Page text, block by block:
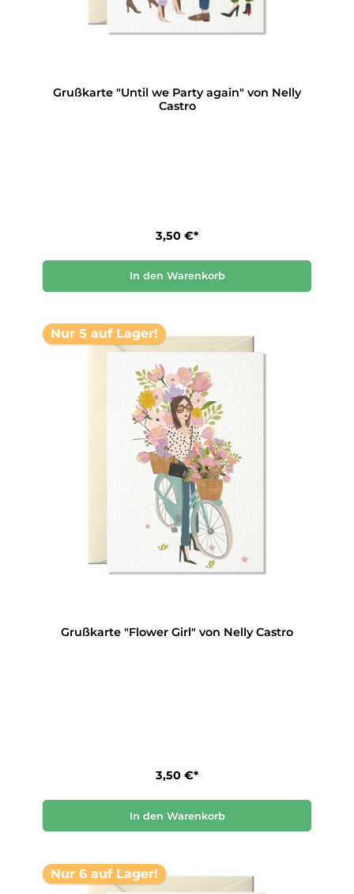
Grußkarte "Until we Party again" von Nelly
Castro
3,50 €*
In den Warenkorb
Nur 5 auf Lager!
Grußkarte "Flower Girl" von Nelly Castro
3,50 €*
In den Warenkorb
Nur 6 auf Lager!